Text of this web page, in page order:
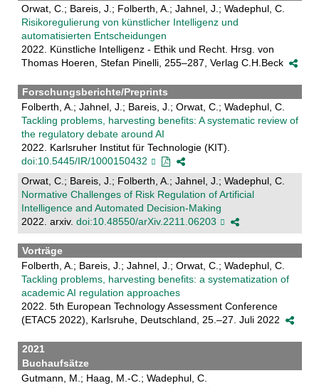
Orwat, C.; Bareis, J.; Folberth, A.; Jahnel, J.; Wadephul, C.
Risikoregulierung von künstlicher Intelligenz und
automatisierten Entscheidungen
2022. Künstliche Intelligenz - Ethik und Recht. Hrsg. von
Thomas Hoeren, Stefan Pinelli, 255–287, Verlag C.H.Beck
Forschungsberichte/Preprints
Folberth, A.; Jahnel, J.; Bareis, J.; Orwat, C.; Wadephul, C.
Tackling problems, harvesting benefits: A systematic review of
the regulatory debate around AI
2022. Karlsruher Institut für Technologie (KIT).
doi:10.5445/IR/1000150432
Orwat, C.; Bareis, J.; Folberth, A.; Jahnel, J.; Wadephul, C.
Normative Challenges of Risk Regulation of Artificial
Intelligence and Automated Decision-Making
2022. arxiv. doi:10.48550/arXiv.2211.06203
Vorträge
Folberth, A.; Bareis, J.; Jahnel, J.; Orwat, C.; Wadephul, C.
Tackling problems, harvesting benefits: a systematization of
academic AI regulation approaches
2022. 5th European Technology Assessment Conference
(ETAC5 2022), Karlsruhe, Deutschland, 25.–27. Juli 2022
2021
Buchaufsätze
Gutmann, M.; Haag, M.-C.; Wadephul, C.